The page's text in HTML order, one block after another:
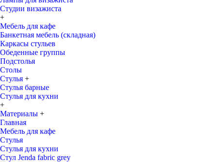
Студии визажиста
+
Мебель для кафе
Банкетная мебель (складная)
Каркасы стульев
Обеденные группы
Подстолья
Столы
Стулья +
Стулья барные
Стулья для кухни
+
Материалы +
Главная
Мебель для кафе
Стулья
Стулья для кухни
Стул Jenda fabric grey